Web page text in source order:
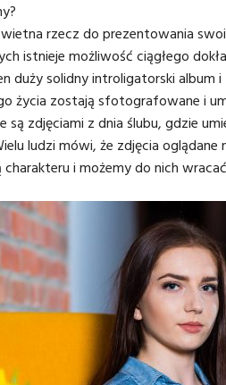
rzecz do prezentowania
istnieje możliwość ciągłego
duży solidny introligatorski album
życia zostają sfotografowane i
zdjęciami z dnia ślubu, gdzie
ludzi mówi, że zdjęcia
i możemy do nich